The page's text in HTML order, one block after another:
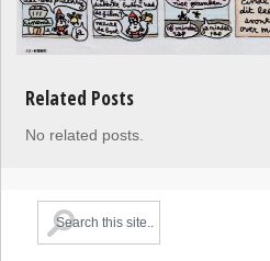
Related Posts
No related posts.